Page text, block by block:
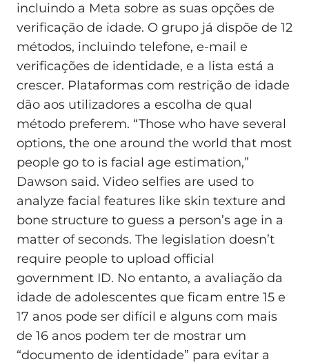
incluindo a Meta sobre as suas opções de
verificação de idade. O grupo já dispõe de 12
métodos, incluindo telefone, e-mail e
verificações de identidade, e a lista está a
crescer. Plataformas com restrição de idade
dão aos utilizadores a escolha de qual
método preferem. “Those who have several
options, the one around the world that most
people go to is facial age estimation,”
Dawson said. Video selfies are used to
analyze facial features like skin texture and
bone structure to guess a person’s age in a
matter of seconds. The legislation doesn’t
require people to upload official
government ID. No entanto, a avaliação da
idade de adolescentes que ficam entre 15 e
17 anos pode ser difícil e alguns com mais
de 16 anos podem ter de mostrar um
“documento de identidade” para evitar a